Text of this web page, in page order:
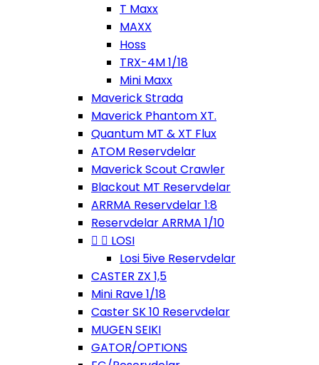
T Maxx
MAXX
Hoss
TRX-4M 1/18
Mini Maxx
Maverick Strada
Maverick Phantom XT.
Quantum MT & XT Flux
ATOM Reservdelar
Maverick Scout Crawler
Blackout MT Reservdelar
ARRMA Reservdelar 1:8
Reservdelar ARRMA 1/10
  LOSI
Losi 5ive Reservdelar
CASTER ZX 1,5
Mini Rave 1/18
Caster SK 10 Reservdelar
MUGEN SEIKI
GATOR/OPTIONS